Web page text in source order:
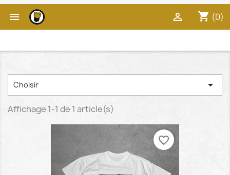
 shopping_cart (0)

Choisir 
Affichage 1-1 de 1 article(s)
favorite_border